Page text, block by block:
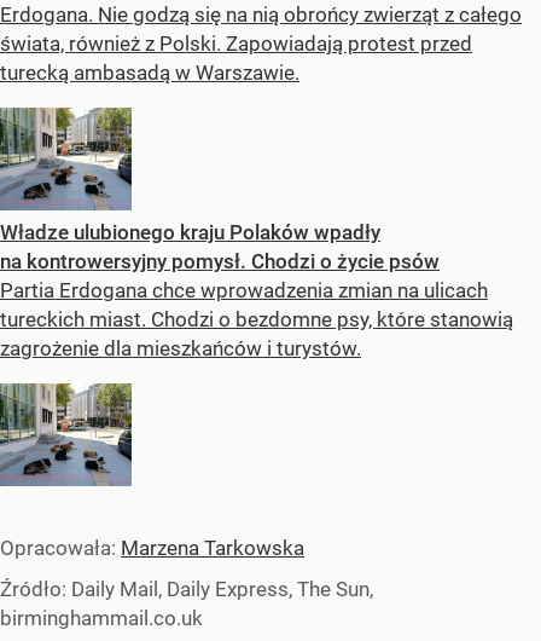
Erdogana. Nie godzą się na nią obrońcy zwierząt z całego
świata, również z Polski. Zapowiadają protest przed
turecką ambasadą w Warszawie.
Władze ulubionego kraju Polaków wpadły
na kontrowersyjny pomysł. Chodzi o życie psów
Partia Erdogana chce wprowadzenia zmian na ulicach
tureckich miast. Chodzi o bezdomne psy, które stanowią
zagrożenie dla mieszkańców i turystów.
Opracowała: Marzena Tarkowska
Źródło: Daily Mail, Daily Express, The Sun,
birminghammail.co.uk